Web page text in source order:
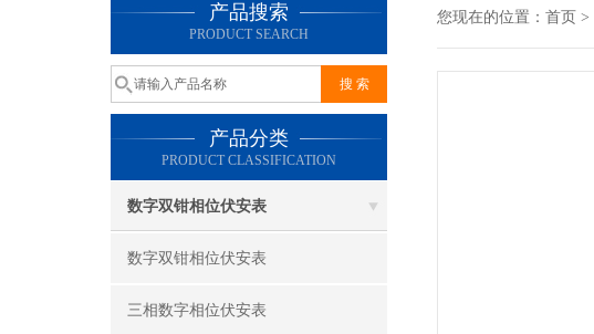
产品搜索
PRODUCT SEARCH
产品分类
PRODUCT CLASSIFICATION
数字双钳相位伏安表
数字双钳相位伏安表
三相数字相位伏安表
您现在的位置： 首页 >